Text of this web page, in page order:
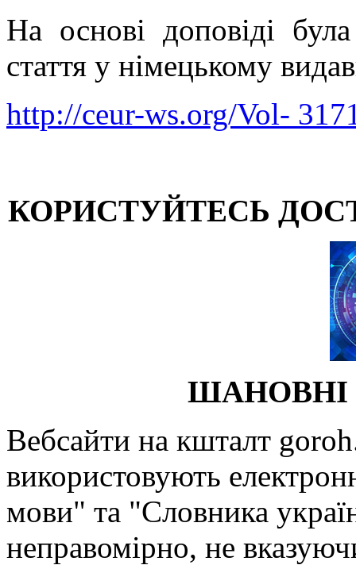
На основі доповіді
стаття у німецькому
http://ceur-ws.org/Vol-
КОРИСТУЙТЕСЬ
ШАНОВНІ
Вебсайти на кшталт
використовують
мови" та "Словника
неправомірно, не